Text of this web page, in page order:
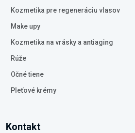
Kozmetika pre regeneráciu vlasov
Make upy
Kozmetika na vrásky a antiaging
Rúže
Očné tiene
Pleťové krémy
Kontakt